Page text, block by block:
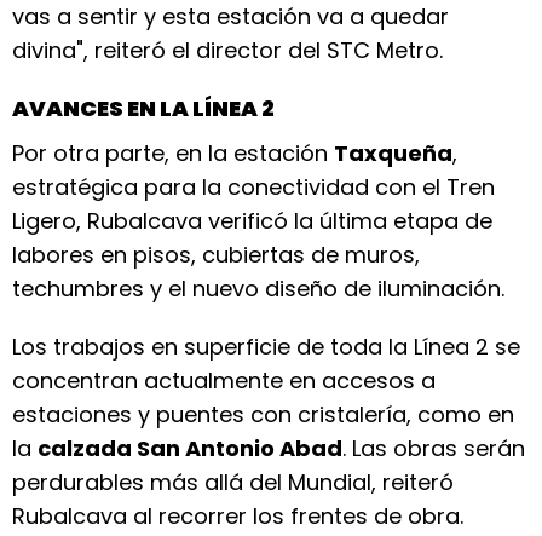
vas a sentir y esta estación va a quedar
divina", reiteró el director del STC Metro.
AVANCES EN LA LÍNEA 2
Por otra parte, en la estación Taxqueña,
estratégica para la conectividad con el Tren
Ligero, Rubalcava verificó la última etapa de
labores en pisos, cubiertas de muros,
techumbres y el nuevo diseño de iluminación.
Los trabajos en superficie de toda la Línea 2 se
concentran actualmente en accesos a
estaciones y puentes con cristalería, como en
la calzada San Antonio Abad. Las obras serán
perdurables más allá del Mundial, reiteró
Rubalcava al recorrer los frentes de obra.